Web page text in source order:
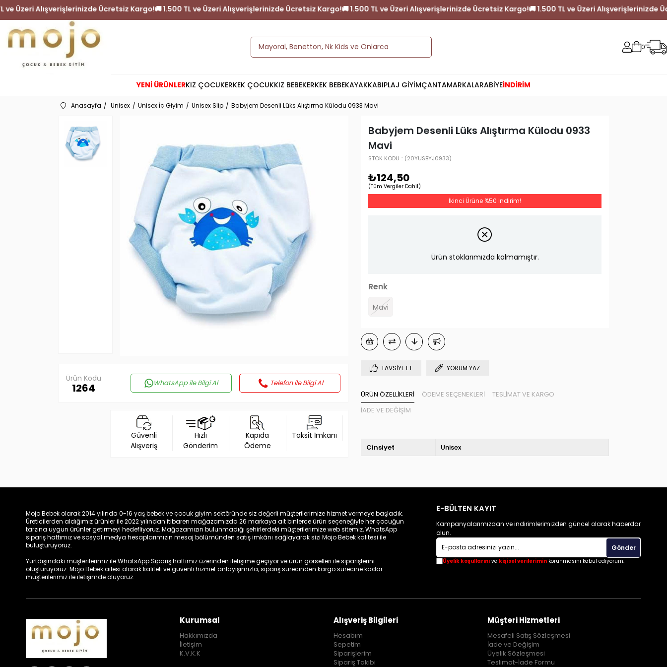
TL ve Üzeri Alışverişlerinizde Ücretsiz Kargo!🚚 1.500 TL ve Üzeri Alışverişlerinizde Ücretsiz Kargo!🚚 1.500 TL ve Üzeri Alışverişlerinizde Ücretsiz Kargo!🚚 1.500 TL ve Üzeri
0
YENİ ÜRÜNLERKIZ ÇOCUKERKEK ÇOCUKKIZ BEBEKERKEK BEBEKAYAKKABIPLAJ GİYİMÇANTAMARKALARABİYEİNDİRİM
Anasayfa Unisex Unisex İç Giyim Unisex Slip Babyjem Desenli Lüks Alıştırma Külodu 0933 Mavi
Ürün Kodu
1264 WhatsApp ile Bilgi Al Telefon ile Bilgi Al
Güvenli
Alışveriş
Hızlı
Gönderim
Kapıda
Ödeme
Taksit İmkanı
Babyjem Desenli Lüks Alıştırma Külodu 0933
Mavi
(20YUSBYJ0933)
STOK KODU
₺124,50
(Tüm Vergiler Dahil)
İkinci Ürüne %50 İndirim!
Ürün stoklarımızda kalmamıştır.
Renk
Mavi
TAVSIYE ET YORUM YAZ
ÜRÜN ÖZELLIKLERI ÖDEME SEÇENEKLERI
TESLIMAT VE KARGO
İADE VE DEĞIŞIM
Cinsiyet Unisex
Mojo Bebek olarak 2014 yılında 0-16 yaş bebek ve çocuk giyim sektöründe siz değerli müşterilerimize hizmet vermeye başladık.
Üreticilerden aldığımız ürünler ile 2022 yılından itibaren mağazamızda 26 markaya ait binlerce ürün seçeneğiyle her çocuğun
tarzına uygun ürünler getirmeyi hedefliyoruz. Mağazamızın bulunmadığı şehirlerdeki müşterilerimize web sitemiz, WhatsApp
sipariş hattımız ve sosyal medya hesaplarımızın mesaj bölümünden satış imkânı sağlayarak sizi Mojo Bebek kalitesi ile
buluşturuyoruz.
Yurtdışındaki müşterilerimiz ile WhatsApp Sipariş hattımız üzerinden iletişime geçiyor ve ürün görselleri ile siparişlerini
oluşturuyoruz. Mojo Bebek ailesi olarak kaliteli ve güvenli hizmet anlayışımızla, sipariş sürecinden kargo sürecine kadar
müşterilerimiz ile iletişimde oluyoruz.
E-BÜLTEN KAYIT
Kampanyalarımızdan ve indirimlerimizden güncel olarak haberdar
olun.
Gönder
Üyelik koşullarınıve kişisel verileriminkorunmasını kabul ediyorum.
Kurumsal
Hakkımızda
İletişim
K.V.K.K
Alışveriş Bilgileri
Hesabım
Sepetim
Siparişlerim
Sipariş Takibi
Müşteri Hizmetleri
Mesafeli Satış Sözleşmesi
İade ve Değişim
Üyelik Sözleşmesi
Teslimat-İade Formu